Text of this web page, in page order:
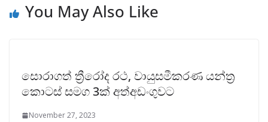
You May Also Like
සොරාගත් ත්‍රීරෝද රථ, වායුසමීකරණ යන්ත්‍ර
කොටස් සමග 3‌ක් අත්අඩංගුවට
November 27, 2023